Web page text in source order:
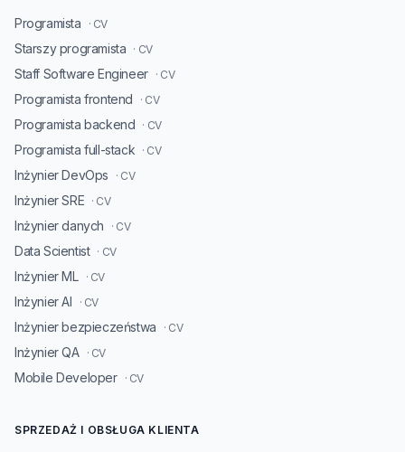
Programista · CV
Starszy programista · CV
Staff Software Engineer · CV
Programista frontend · CV
Programista backend · CV
Programista full-stack · CV
Inżynier DevOps · CV
Inżynier SRE · CV
Inżynier danych · CV
Data Scientist · CV
Inżynier ML · CV
Inżynier AI · CV
Inżynier bezpieczeństwa · CV
Inżynier QA · CV
Mobile Developer · CV
SPRZEDAŻ I OBSŁUGA KLIENTA